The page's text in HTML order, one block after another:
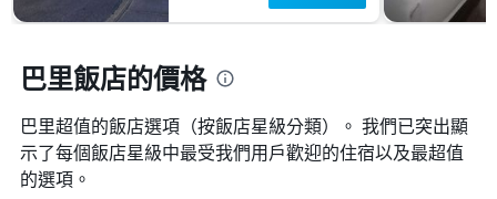
均
格
離
訂
日
的
天
數
此
巴里飯店的價格
巴里超值的飯店選項（按飯店星級分類）。 我們已突出顯
示了每個飯店星級中最受我們用戶歡迎的住宿以及最超值
的選項。